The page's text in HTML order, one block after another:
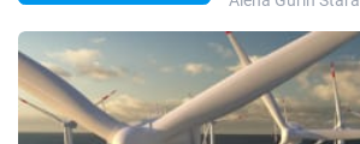
Témata
Témata
Pořady